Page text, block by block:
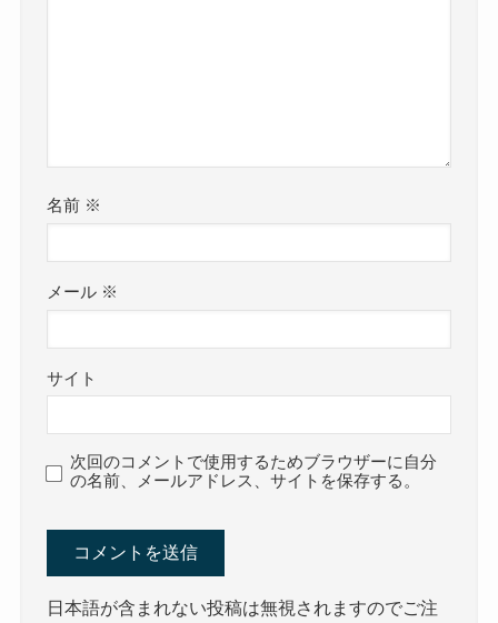
名前 ※
メール ※
サイト
次回のコメントで使用するためブラウザーに自分
の名前、メールアドレス、サイトを保存する。
日本語が含まれない投稿は無視されますのでご注